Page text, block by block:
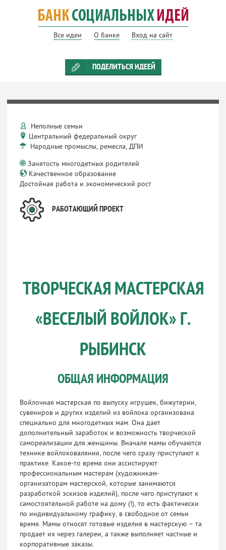
Все идеи О банке Вход на сайт
ПОДЕЛИТЬСЯ ИДЕЕЙ
Неполные семьи
Центральный федеральный округ
Народные промыслы, ремесла, ДПИ
Занятость многодетных родителей
Качественное образование
Достойная работа и экономический рост
РАБОТАЮЩИЙ ПРОЕКТ
ТВОРЧЕСКАЯ МАСТЕРСКАЯ
«ВЕСЕЛЫЙ ВОЙЛОК» Г.
РЫБИНСК
ОБЩАЯ ИНФОРМАЦИЯ
Войлочная мастерская по выпуску игрушек, бижутерии,
сувениров и других изделий из войлока организована
специально для многодетных мам. Она дает
дополнительный заработок и возможность творческой
самореализации для женщины. Вначале мамы обучаются
технике войлоковаляния, после чего сразу приступают к
практике. Какое-то время они ассистируют
профессиональным мастерам (художникам-
организаторам мастерской, которые занимаются
разработкой эскизов изделий), после чего приступают к
самостоятельной работе на дому (!), то есть фактически
по индивидуальному графику, в свободное от семьи
время. Мамы относят готовые изделия в мастерскую – та
продает их через галереи, а также выполняет частные и
корпоративные заказы.